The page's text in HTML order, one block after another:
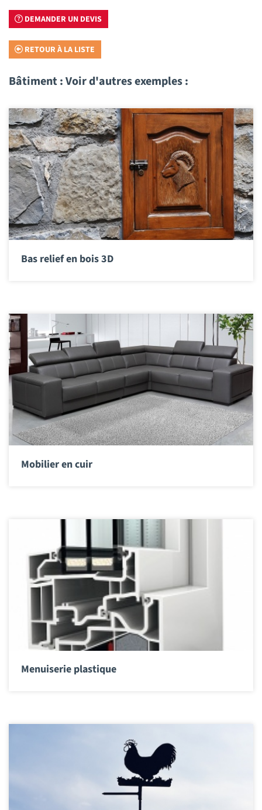
DEMANDER UN DEVIS
RETOUR À LA LISTE
Bâtiment : Voir d'autres exemples :
Bas relief en bois 3D
Mobilier en cuir
Menuiserie plastique